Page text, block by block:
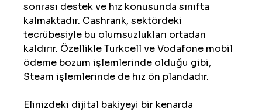
sonrası destek ve hız konusunda sınıfta
kalmaktadır. Cashrank, sektördeki
tecrübesiyle bu olumsuzlukları ortadan
kaldırır. Özellikle Turkcell ve Vodafone mobil
ödeme bozum işlemlerinde olduğu gibi,
Steam işlemlerinde de hız ön plandadır.
Elinizdeki dijital bakiyeyi bir kenarda